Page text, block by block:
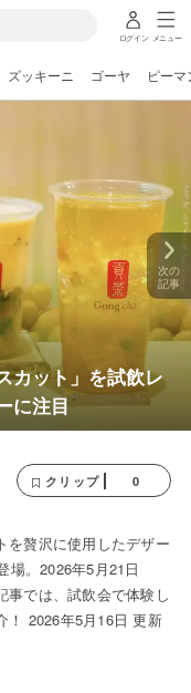
ログイン メニュー
ズッキーニ ゴーヤ ピーマ
カット」を試飲レ
に注目
次の
記事
クリップ 0
を贅沢に使用したデザー
場。2026年5月21日
事では、試飲会で体験し
！ 2026年5月16日 更新